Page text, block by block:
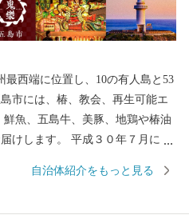
最西端に位置し、10の有人島と53
市には、椿、教会、再生可能エ
魚、五島牛、美豚、地鶏や椿油
けします。 平成３０年７月には
の集落」と「奈留の江上集落」
自治体紹介をもっと見る